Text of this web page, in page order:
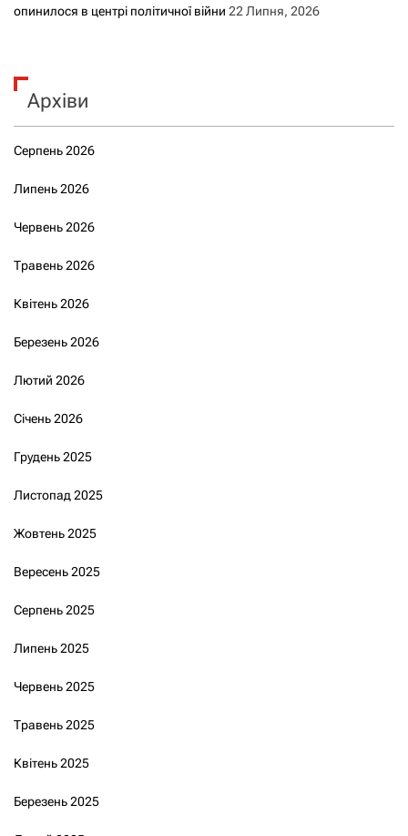
опинилося в центрі політичної війни 22 Липня, 2026
Архіви
Серпень 2026
Липень 2026
Червень 2026
Травень 2026
Квітень 2026
Березень 2026
Лютий 2026
Січень 2026
Грудень 2025
Листопад 2025
Жовтень 2025
Вересень 2025
Серпень 2025
Липень 2025
Червень 2025
Травень 2025
Квітень 2025
Березень 2025